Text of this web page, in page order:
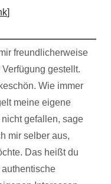
]
freundlicherweise
gestellt.
Wie immer
meine eigene
gefallen, sage
mir selber aus,
Das heißt du